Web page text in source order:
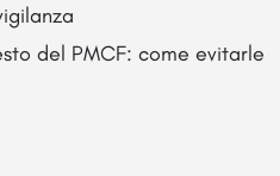
del PMCF: come evitarle